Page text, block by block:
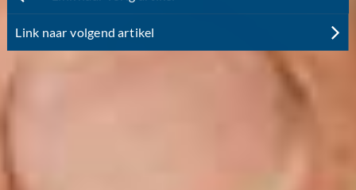
Link naar volgend artikel